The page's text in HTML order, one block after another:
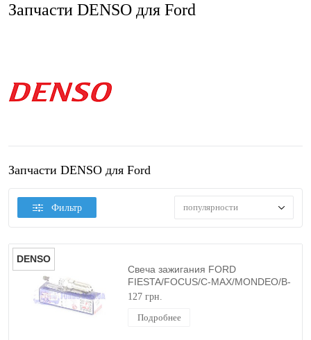
Запчасти DENSO для Ford
Запчасти DENSO для Ford
Фильтр популярности
DENSO
Свеча зажигания FORD
FIESTA/FOCUS/C-MAX/MONDEO/B-
MAX DENSO
127 грн.
Подробнее